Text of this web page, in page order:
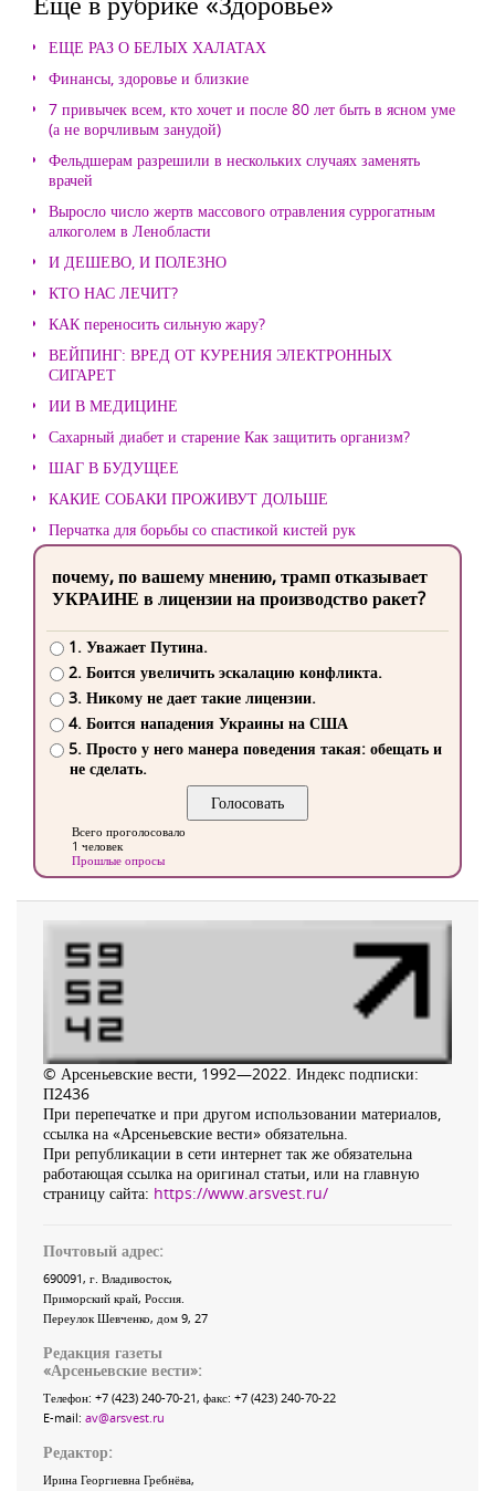
ЕЩЕ РАЗ О БЕЛЫХ ХАЛАТАХ
Финансы, здоровье и близкие
7 привычек всем, кто хочет и после 80 лет быть в ясном уме
(а не ворчливым занудой)
Фельдшерам разрешили в нескольких случаях заменять
врачей
Выросло число жертв массового отравления суррогатным
алкоголем в Ленобласти
И ДЕШЕВО, И ПОЛЕЗНО
КТО НАС ЛЕЧИТ?
КАК переносить сильную жару?
ВЕЙПИНГ: ВРЕД ОТ КУРЕНИЯ ЭЛЕКТРОННЫХ
СИГАРЕТ
ИИ В МЕДИЦИНЕ
Сахарный диабет и старение Как защитить организм?
ШАГ В БУДУЩЕЕ
КАКИЕ СОБАКИ ПРОЖИВУТ ДОЛЬШЕ
Перчатка для борьбы со спастикой кистей рук
почему, по вашему мнению, трамп отказывает
УКРАИНЕ в лицензии на производство ракет?
1. Уважает Путина.
2. Боится увеличить эскалацию конфликта.
3. Никому не дает такие лицензии.
4. Боится нападения Украины на США
5. Просто у него манера поведения такая: обещать и
не сделать.
Всего проголосовало
1 человек
Прошлые опросы
© Арсеньевские вести, 1992—2022. Индекс подписки:
П2436
При перепечатке и при другом использовании материалов,
ссылка на «Арсеньевские вести» обязательна.
При републикации в сети интернет так же обязательна
работающая ссылка на оригинал статьи, или на главную
страницу сайта: https://www.arsvest.ru/
Почтовый адрес:
690091, г. Владивосток,
Приморский край, Россия
Переулок Шевченко, дом 9, 27
Редакция газеты
«Арсеньевские вести»:
Телефон: +7 (423) 240-70-21, факс: +7 (423) 240-70-22
E-mail: av@arsvest.ru
Редактор:
Ирина Георгиевна Гребнёва,